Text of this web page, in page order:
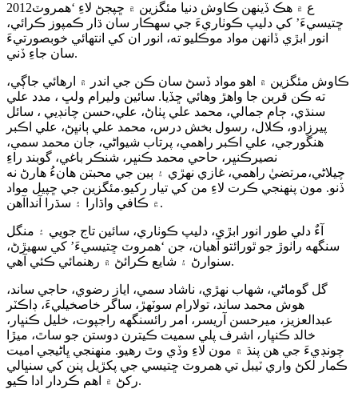
2012ع ۾ هڪ ڏينهن ڪاوش دنيا مئگزين ۾ ڇپجڻ لاءِ ‘همروٽ
ڇتيسيءَ’ کي دليپ ڪوٺاريءَ جي سهڪار سان ڌار ڪمپوز ڪرائي،
انور ابڙي ڏانهن مواد موڪليو ته، انور ان کي انتهائي خوبصورتيءَ
سان جاءِ ڏني.
ڪاوش مئگزين ۾ اهو مواد ڏسڻ سان ڪن جي اندر ۾ ارهائي جاڳي،
ته ڪن قربن جا واهڙ وهائي ڇڏيا. سائين وليرام ولڀ ، مدد علي
سنڌي، ڄام جمالي، محمد علي پٺاڻ، علي،حسن چانڊيي ، سائل
پيرزادو، ڪلال، رسول بخش درس، محمد علي ٻانڀڻ، علي اڪبر
هنڱورجي، علي اڪبر راهمي، پرتاب شيواڻي، جان محمد سمي،
نصيرڪنڀر، حاحي محمد ڪنڀر، شنڪر باغي، گوبند راءِ
چيلاڻي،مرتضيٰ راهمي، غازي نهڙي ۽ ٻين جي محبتن هانءُ هارڻ نه
ڏنو. مون پنهنجي ڪرت لاءِ من کي تيار رکيو.مئگزين جي ڇپيل مواد
۾ ڪافي واڌارا ۽ سڌرا آنداآهن.
آءٌ دلي طور انور ابڙي، دليپ ڪوٺاري، سائين تاج جويي ۽ منگل
سنگهه راٺوڙ جو ٿورائتو آهيان، جن ‘همروٽ ڇتيسيءَ’ کي سهيڙڻ،
سنوارڻ ۽ شايع ڪرائڻ ۾ رهنمائي ڪئي آهي.
گل گوماڻي، شهاب نهڙي، ناشاد سمي، اياز رضوي، حاجي ساند،
هوش محمد ساند، تولارام سوٽهڙ، ساگر خاصخيليءَ، ڊاڪٽر
عبدالعزيز، ميرحسن آريسر، امر رائسنگهه راجپوت، خليل ڪنڀار،
خالد ڪنڀار، اشرف پلي سميت ڪيترن دوستن جو ساٿ، ميڙا
چونڊيءَ جي هن پنڌ ۾ مون لاءِ وڏي وٿ رهيو. منهنجي ڀاڻيجي اميت
ڪمار لکڻ واري ٽيبل تي همروٽ ڇتيسي جي پکڙيل پنن کي سنڀالي
رکڻ ۾ اهم ڪردار ادا ڪيو.